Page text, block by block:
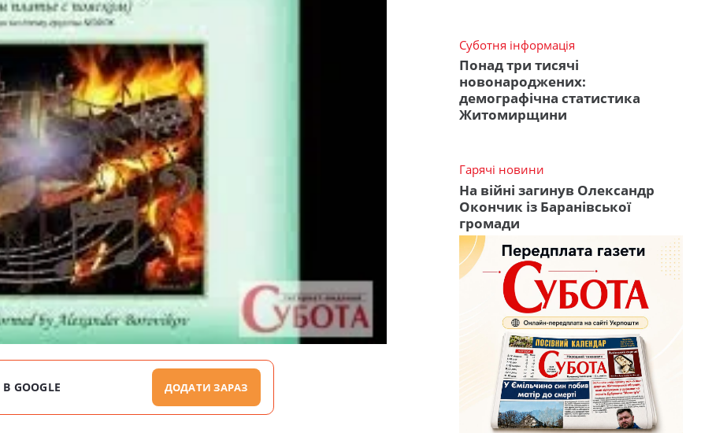
GOOGLE ДОДАТИ ЗАРАЗ
Суботня інформація
Понад три тисячі
новонароджених:
демографічна статистика
Житомирщини
Гарячі новини
На війні загинув Олександр
Окончик із Баранівської
громади